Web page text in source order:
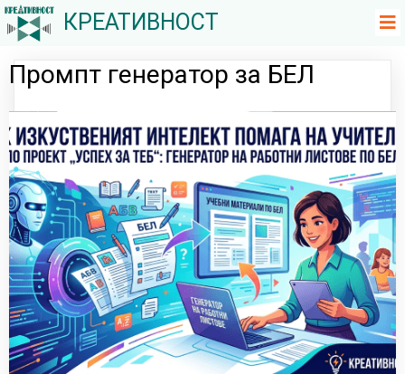
КРЕАТИВНОСТ
Промпт генератор за БЕЛ